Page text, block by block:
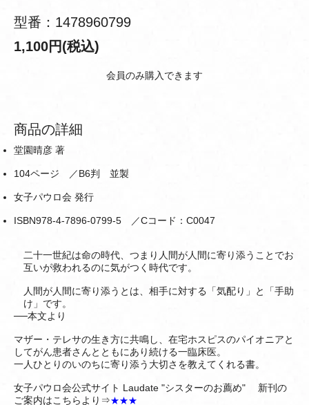
型番：1478960799
1,100円(税込)
会員のみ購入できます
商品の詳細
堂園晴彦 著
104ページ ／B6判 並製
女子パウロ会 発行
ISBN978-4-7896-0799-5 ／Cコード：C0047
二十一世紀は命の時代、つまり人間が人間に寄り添うことでお
互いが救われるのに気がつく時代です。
人間が人間に寄り添うとは、相手に対する「気配り」と「手助
け」です。
──本文より
マザー・テレサの生き方に共鳴し、在宅ホスピスのパイオニアと
してがん患者さんとともにあり続ける一臨床医。
一人ひとりのいのちに寄り添う大切さを教えてくれる書。
女子パウロ会公式サイト Laudate "シスターのお薦め" 新刊の
ご案内はこちらより⇒★★★